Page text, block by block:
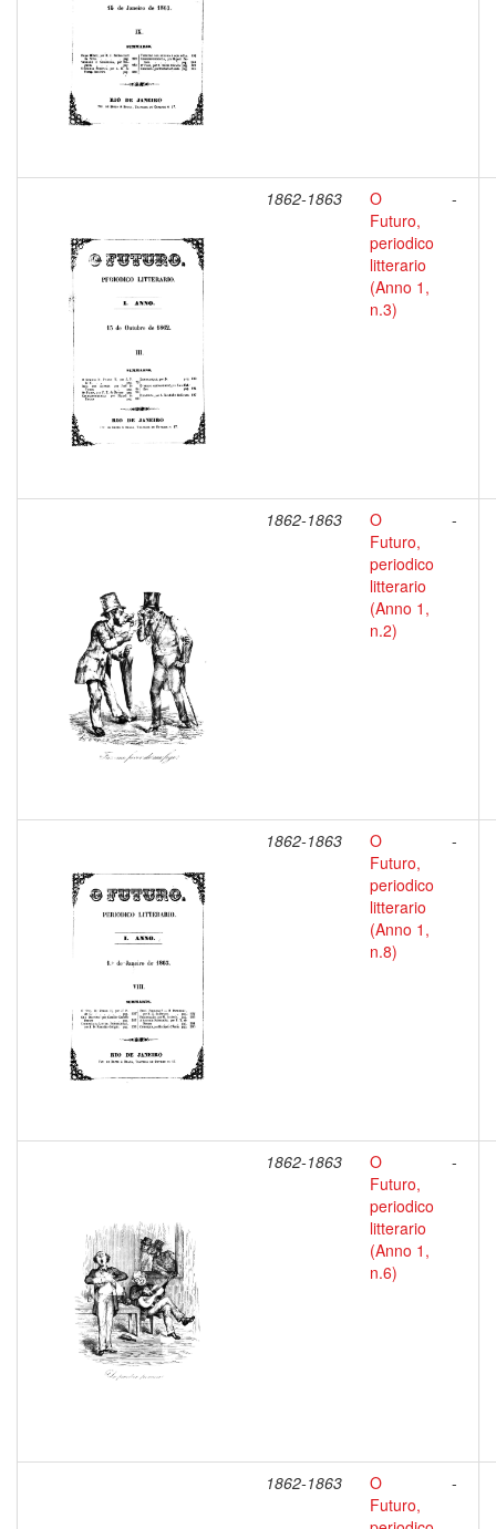
1862-1863
O
Futuro,
periodico
litterario
(Anno 1,
n.3)
-
1862-1863
O
Futuro,
periodico
litterario
(Anno 1,
n.2)
-
1862-1863
O
Futuro,
periodico
litterario
(Anno 1,
n.8)
-
1862-1863
O
Futuro,
periodico
litterario
(Anno 1,
n.6)
-
1862-1863
O
Futuro,
-